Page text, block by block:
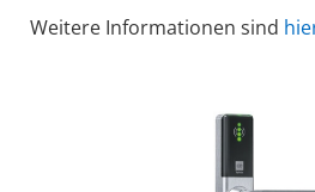
Weitere Informationen sind